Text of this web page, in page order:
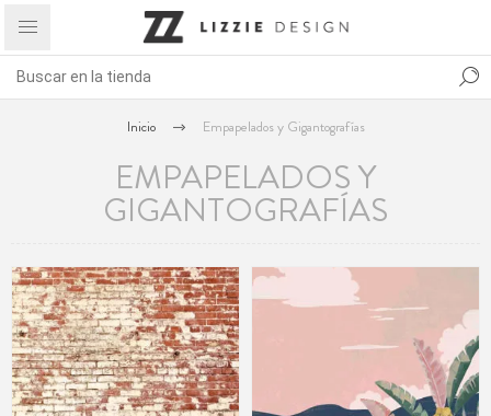
Inicio Empapelados y Gigantografías
EMPAPELADOS Y
GIGANTOGRAFÍAS